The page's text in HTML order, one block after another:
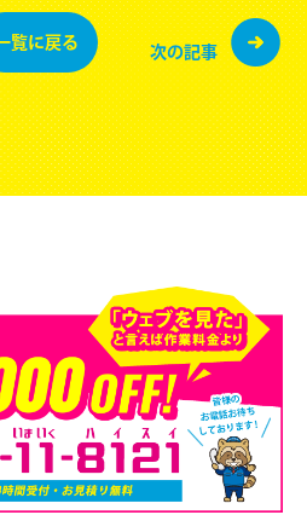
覧に戻る
次の記事